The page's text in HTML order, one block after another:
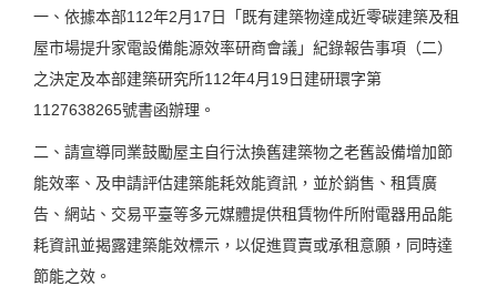
一、依據本部112年2月17日「既有建築物達成近零碳建築及租
屋市場提升家電設備能源效率研商會議」紀錄報告事項（二）
之決定及本部建築研究所112年4月19日建研環字第
1127638265號書函辦理。
二、請宣導同業鼓勵屋主自行汰換舊建築物之老舊設備增加節
能效率、及申請評估建築能耗效能資訊，並於銷售、租賃廣
告、網站、交易平臺等多元媒體提供租賃物件所附電器用品能
耗資訊並揭露建築能效標示，以促進買賣或承租意願，同時達
節能之效。